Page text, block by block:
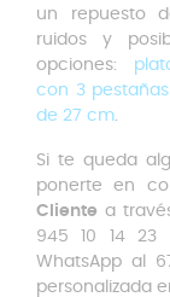
un repuesto
ruidos y
opciones:
con 3
de 27 cm.
Si te queda
ponerte en
Cliente a
945 10 14
WhatsApp al
personalizada